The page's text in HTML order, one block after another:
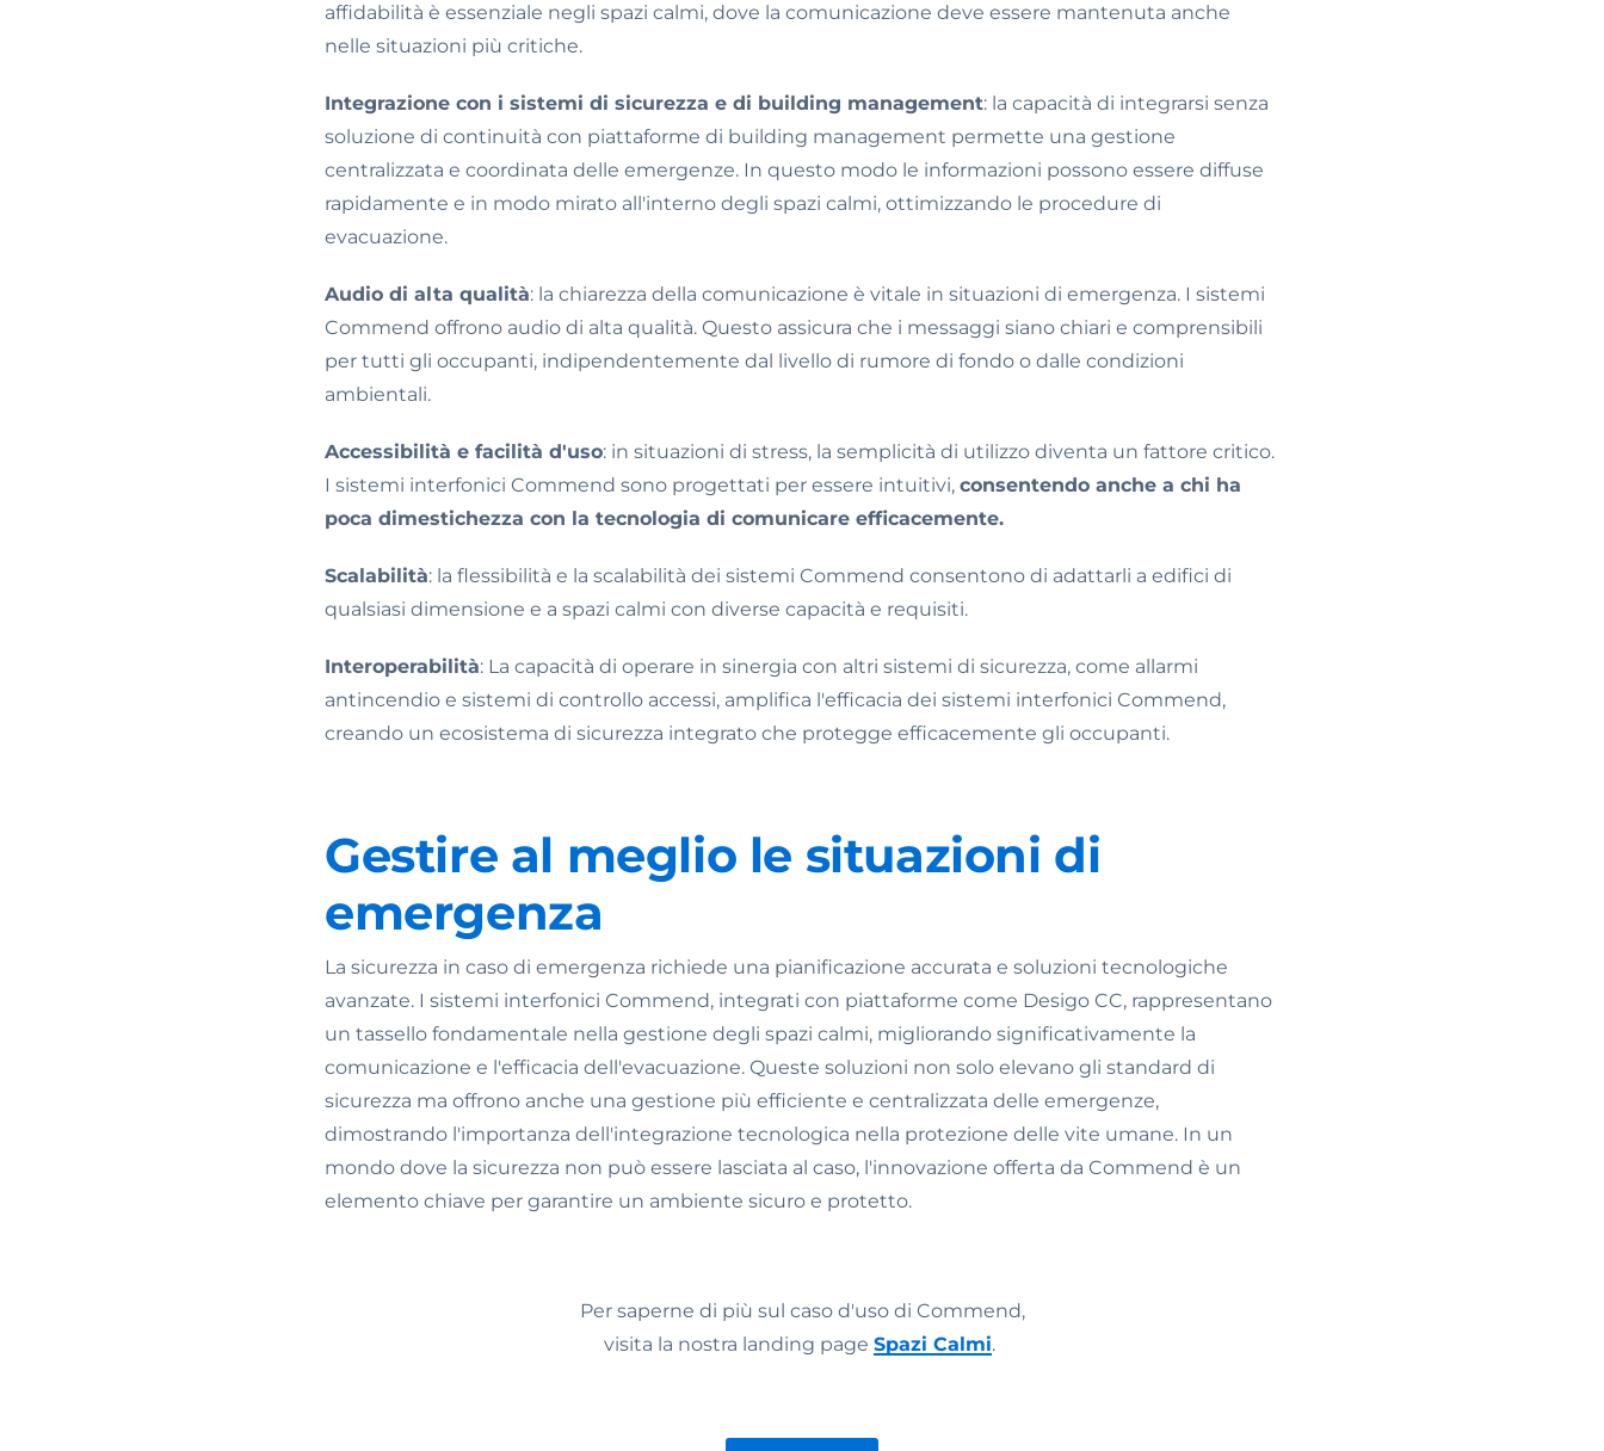
affidabilità è essenziale negli spazi calmi, dove la comunicazione deve essere mantenuta anche
nelle situazioni più critiche.
Integrazione con i sistemi di sicurezza e di building management: la capacità di integrarsi senza
soluzione di continuità con piattaforme di building management permette una gestione
centralizzata e coordinata delle emergenze. In questo modo le informazioni possono essere diffuse
rapidamente e in modo mirato all'interno degli spazi calmi, ottimizzando le procedure di
evacuazione.
Audio di alta qualità: la chiarezza della comunicazione è vitale in situazioni di emergenza. I sistemi
Commend offrono audio di alta qualità. Questo assicura che i messaggi siano chiari e comprensibili
per tutti gli occupanti, indipendentemente dal livello di rumore di fondo o dalle condizioni
ambientali.
Accessibilità e facilità d'uso: in situazioni di stress, la semplicità di utilizzo diventa un fattore critico.
I sistemi interfonici Commend sono progettati per essere intuitivi, consentendo anche a chi ha
poca dimestichezza con la tecnologia di comunicare efficacemente.
Scalabilità: la flessibilità e la scalabilità dei sistemi Commend consentono di adattarli a edifici di
qualsiasi dimensione e a spazi calmi con diverse capacità e requisiti.
Interoperabilità: La capacità di operare in sinergia con altri sistemi di sicurezza, come allarmi
antincendio e sistemi di controllo accessi, amplifica l'efficacia dei sistemi interfonici Commend,
creando un ecosistema di sicurezza integrato che protegge efficacemente gli occupanti.
Gestire al meglio le situazioni di
emergenza
La sicurezza in caso di emergenza richiede una pianificazione accurata e soluzioni tecnologiche
avanzate. I sistemi interfonici Commend, integrati con piattaforme come Desigo CC, rappresentano
un tassello fondamentale nella gestione degli spazi calmi, migliorando significativamente la
comunicazione e l'efficacia dell'evacuazione. Queste soluzioni non solo elevano gli standard di
sicurezza ma offrono anche una gestione più efficiente e centralizzata delle emergenze,
dimostrando l'importanza dell'integrazione tecnologica nella protezione delle vite umane. In un
mondo dove la sicurezza non può essere lasciata al caso, l'innovazione offerta da Commend è un
elemento chiave per garantire un ambiente sicuro e protetto.
Per saperne di più sul caso d'uso di Commend,
visita la nostra landing page Spazi Calmi.